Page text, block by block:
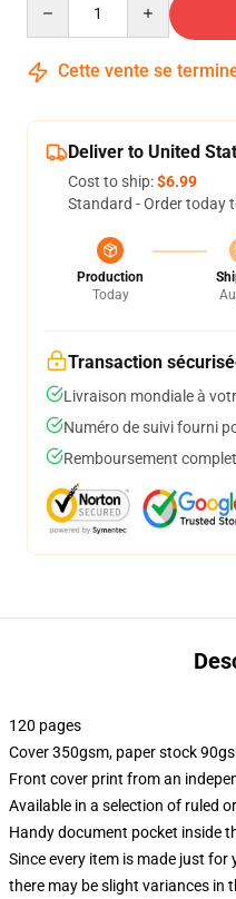
Cette vente se
Deliver to United
Cost to ship:$6.99
Standard - Order today
Production
Today
Transaction
Livraison mondiale à
Numéro de suivi fourni
Remboursement
120 pages
Cover 350gsm, paper stock
Front cover print from an
Available in a selection of ruled
Handy document pocket inside
Since every item is made just
there may be slight variances in